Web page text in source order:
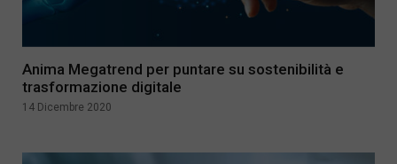
Anima Megatrend per puntare su sostenibilità e
trasformazione digitale
14 Dicembre 2020